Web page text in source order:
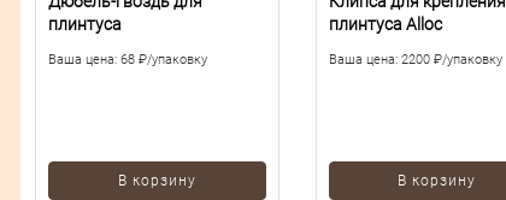
плинтуса
Ваша цена: 68 ₽/упаковку
В корзину
плинтуса Alloc
Ваша цена: 2200 ₽/упаковку
В корзину